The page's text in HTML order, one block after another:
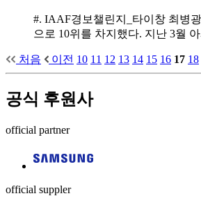
#. IAAF경보챌린지_타이창 최병
으로 10위를 차지했다. 지난 3월
처음 이전 10 11 12 13 14 15 16 17 18
공식 후원사
official partner
official suppler